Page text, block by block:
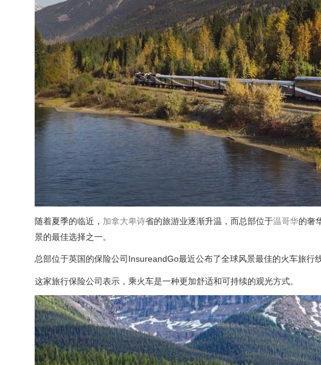
随着夏季的临近， 加拿大卑诗省的旅游业逐渐升温，而总部位于温哥华的奢
景的最佳选择之一。
总部位于英国的保险公司InsureandGo最近公布了全球风景最佳的火车旅行线
这家旅行保险公司表示，乘火车是一种更加舒适和可持续的观光方式。